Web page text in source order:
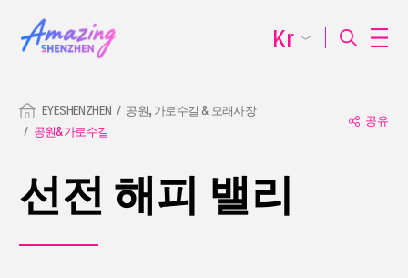
EYESHENZHEN
공원, 가로수길 & 모래사장
공원&가로수길
공유
선전 해피 밸리
Kr